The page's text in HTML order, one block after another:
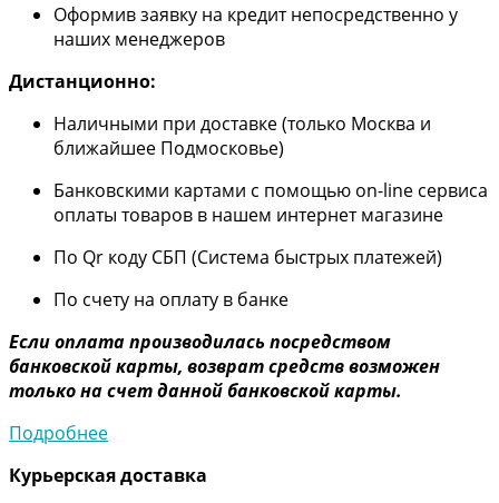
Оформив заявку на кредит непосредственно у
наших менеджеров
Дистанционно:
Наличными при доставке (только Москва и
ближайшее Подмосковье)
Банковскими картами с помощью on-line сервиса
оплаты товаров в нашем интернет магазине
По Qr коду СБП (Система быстрых платежей)
По счету на оплату в банке
Если оплата производилась посредством
банковской карты, возврат средств возможен
только на счет данной банковской карты.
Подробнее
Курьерская доставка